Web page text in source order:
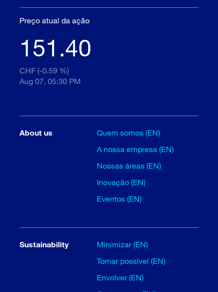
Preço atual da ação
151.40
CHF (-0.59 %)
Aug 07, 05:30 PM
About us
Quem somos (EN)
A nossa empresa (EN)
Nossas áreas (EN)
Inovação (EN)
Eventos (EN)
Sustainability
Minimizar (EN)
Tornar possível (EN)
Envolver (EN)